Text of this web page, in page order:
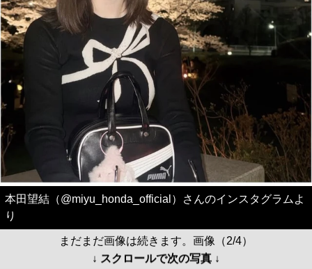
本田望結（@miyu_honda_official）さんのインスタグラムよ
り
まだまだ画像は続きます。画像（2/4）
↓ スクロールで次の写真 ↓